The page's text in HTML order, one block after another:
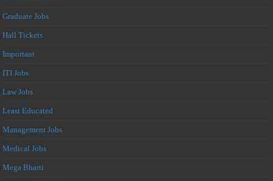
Graduate Jobs
Hall Tickets
Important
ITI Jobs
Law Jobs
Least Educated
Management Jobs
Medical Jobs
Mega Bharti